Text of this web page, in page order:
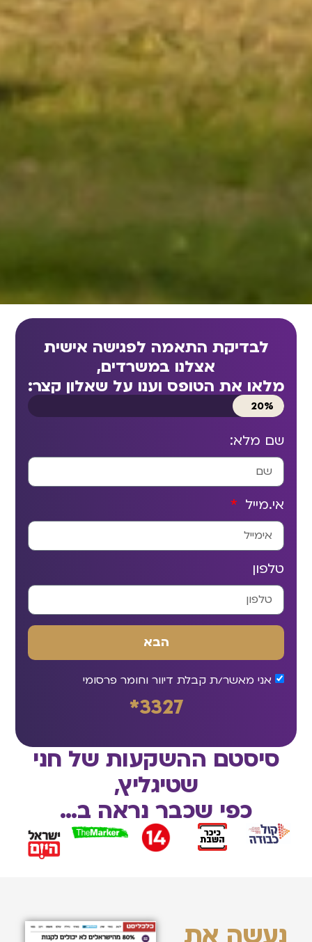
לבדיקת התאמה לפגישה אישית
אצלנו במשרדים,
מלאו את הטופס וענו על שאלון קצר:
20%
שם מלא:
אי.מייל
טלפון
אני מאשר/ת קבלת דיוור וחומר פרסומי
הבא
3327*
סיסטם ההשקעות של חני
שטיגליץ,
כפי שכבר נראה ב…